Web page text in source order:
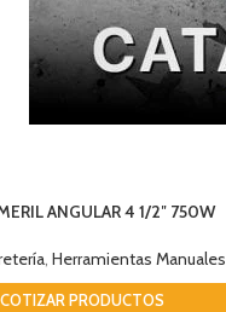
ANGULAR 4 1/2″ 750W
, Herramientas Manuales
COTIZAR PRODUCTOS